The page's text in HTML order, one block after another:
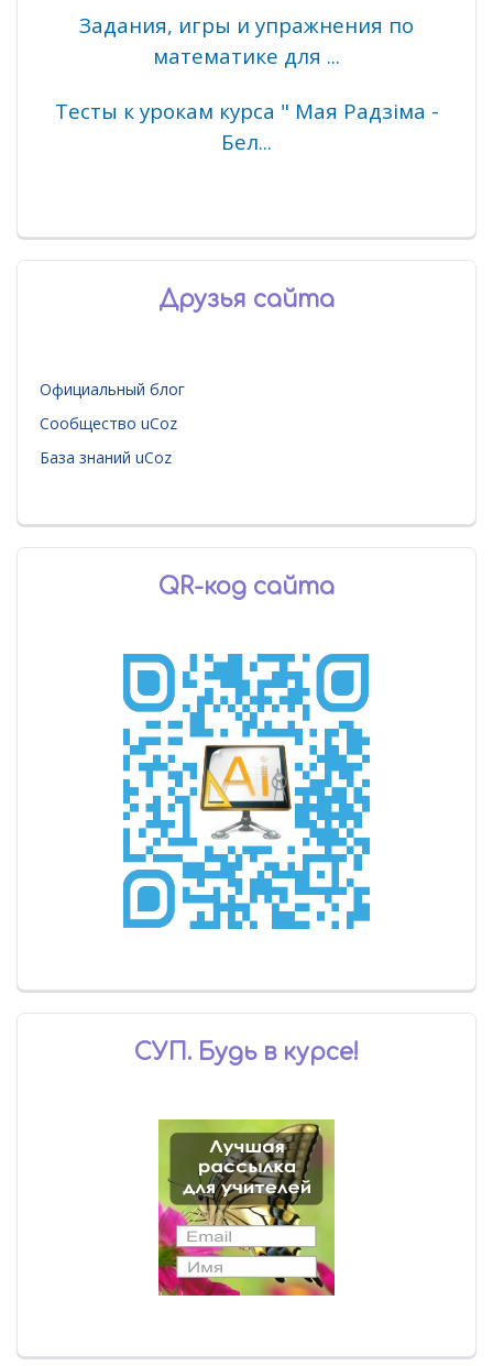
Задания, игры и упражнения по
математике для ...
Тесты к урокам курса " Мая Радзіма -
Бел...
Друзья сайта
Официальный блог
Сообщество uCoz
База знаний uCoz
QR-код сайта
СУП. Будь в курсе!